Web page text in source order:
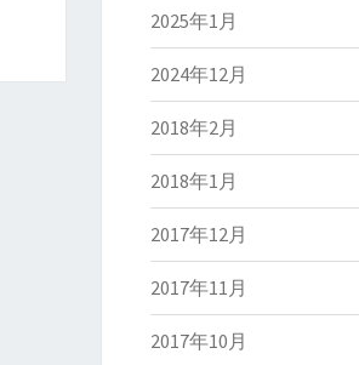
2025年1月
2024年12月
2018年2月
2018年1月
2017年12月
2017年11月
2017年10月